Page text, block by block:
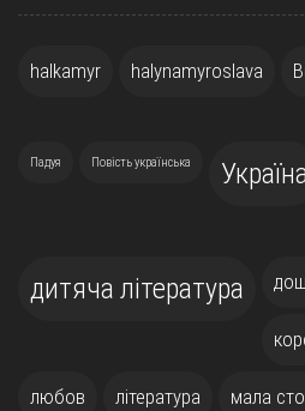
halkamyr halynamyroslava
Падуя Повість українська
дитяча література
любов література мала